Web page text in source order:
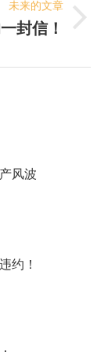
未来的文章
封信！
风波
约！